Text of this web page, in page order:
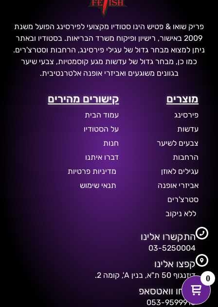
פריק שואו & פטיש הינו סטודיו מקצועי לפירסינג הפועל משנת
2009 באישור, רישיון ופיקוח משרד הבריאות. בסטודיו ובאתר
ניתן למצוא מבחר גדול של עגילי פירסינג, הרחבות וסטרצ'רים.
כמו כן, מבחר גדול של עדשות מגע קוסמטיות, צבעי שיער
בגוונים משוגעים ואביזרי אופנה אלטרנטיבית.
מוצרים
פירסינג
עדשות
צבעים לשיער
הרחבות
עגילים לאוזן
אביזרי אופנה
סטרצ'רים
ללא ניקוב
קישורים מהירים
עמוד הבית
על הסטודיו
חנות
דברו איתנו
מדיניות פרטיות
תנאי שימוש
התקשרו אלינו
03-5250004
קפצו אלינו
דיזנגוף 50 ת"א, בנין A', קומה 2.
שלחו וואטסאפ
053-9599916
0